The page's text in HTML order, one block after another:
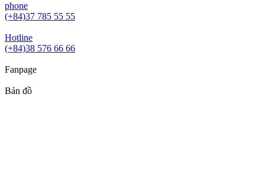
phone
(+84)37 785 55 55
Hotline
(+84)38 576 66 66
Fanpage
Bản đồ